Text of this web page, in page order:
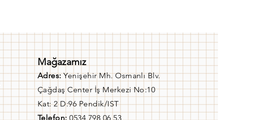
Mağazamız
Adres:Yenişehir Mh. Osmanlı Blv.
Çağdaş Center İş Merkezi No:10
Kat: 2 D:96 Pendik/IST
Telefon: 0534 798 06 53